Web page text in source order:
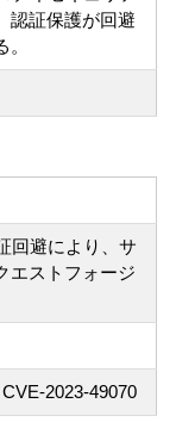
認証保護が回避
回避により、サ
エストフォージ
2023-49070